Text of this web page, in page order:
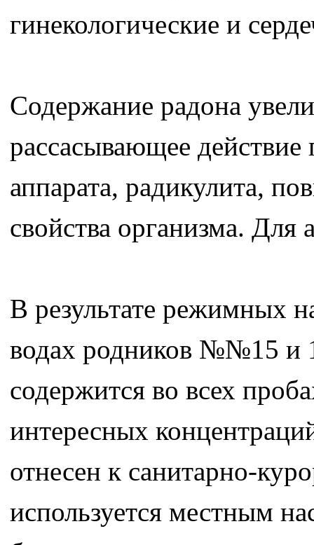
гинекологические и
Содержание радона
рассасывающее действие
аппарата, радикулита,
свойства организма. Для
В результате режимных
водах родников №№15 и
содержится во всех
интересных
отнесен к санитарно-
используется местным